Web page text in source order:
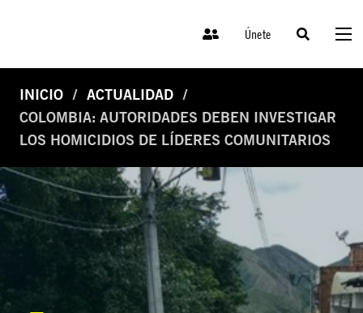
Únete
INICIO
ACTUALIDAD
COLOMBIA: AUTORIDADES DEBEN INVESTIGAR
LOS HOMICIDIOS DE LÍDERES COMUNITARIOS